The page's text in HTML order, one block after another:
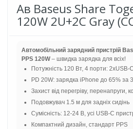
Ав Baseus Share
120W 2U+2C Gray
Автомобільний зарядний пристрій
PPS 120W– швидка зарядка для всіх!
Потужність 120 Вт, 4 порти: 2xUSB-
PD 20W: зарядка iPhone до 65% за
Захист від перегріву, перенапруги,
Подовжувач 1.5 м для задніх сидінь
Сумісність: 12-24 В, усі USB-C
Компактний дизайн, стандарт PPS